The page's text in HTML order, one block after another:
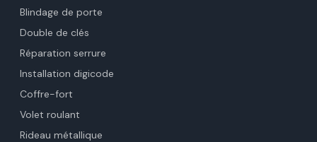
Blindage de porte
Double de clés
Réparation serrure
Installation digicode
Coffre-fort
Volet roulant
Rideau métallique